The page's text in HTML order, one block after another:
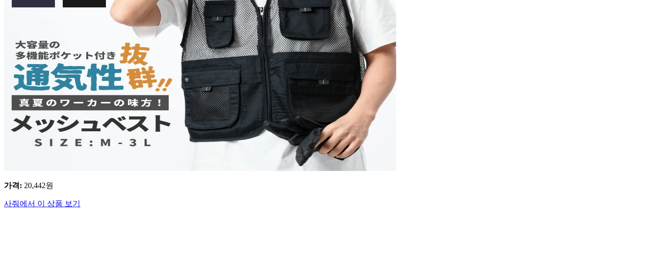
가격: 20,442원
사줘에서 이 상품 보기